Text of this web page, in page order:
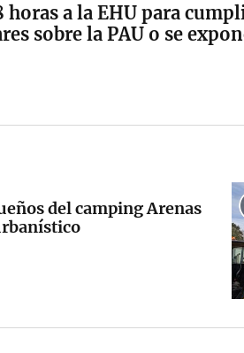
horas a la EHU para
sobre la PAU o se
del camping Arenas